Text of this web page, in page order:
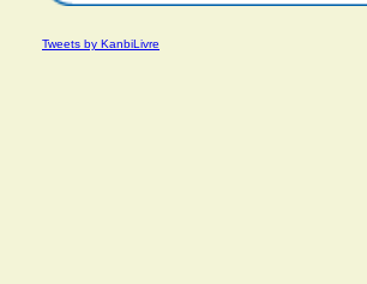
Tweets by KanbiLivre